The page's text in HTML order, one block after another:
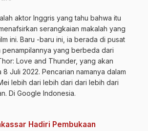
aktor Inggris yang tahu bahwa itu
serangkaian makalah yang
ini. Baru -baru ini, ia berada di pusat
penampilannya yang berbeda dari
Love and Thunder, yang akan
Juli 2022. Pencarian namanya dalam
lebih dari lebih dari dari lebih dari
Di Google Indonesia.
Hadiri Pembukaan